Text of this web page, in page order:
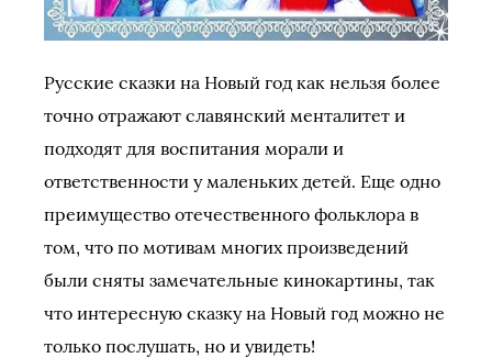
Русские сказки на Новый год как нельзя более
точно отражают славянский менталитет и
подходят для воспитания морали и
ответственности у маленьких детей. Еще одно
преимущество отечественного фольклора в
том, что по мотивам многих произведений
были сняты замечательные кинокартины, так
что интересную сказку на Новый год можно не
только послушать, но и увидеть!